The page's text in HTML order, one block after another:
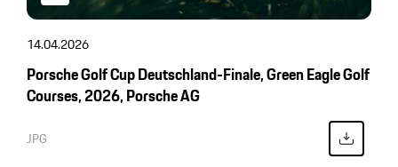
14.04.2026
Porsche Golf Cup Deutschland-Finale, Green Eagle Golf
Courses, 2026, Porsche AG
JPG